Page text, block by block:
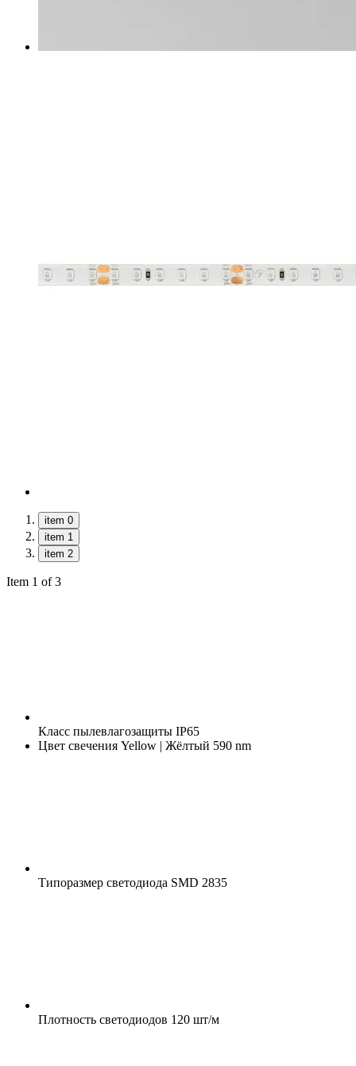
item 0
item 1
item 2
Item 1 of 3
Класс пылевлагозащиты IP65
Цвет свечения Yellow | Жёлтый 590 nm
Типоразмер светодиода SMD 2835
Плотность светодиодов 120 шт/м